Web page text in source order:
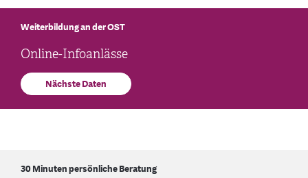
Online-Infoanlässe
Weiterbildung an der OST
Nächste Daten
30 Minuten persönliche Beratung